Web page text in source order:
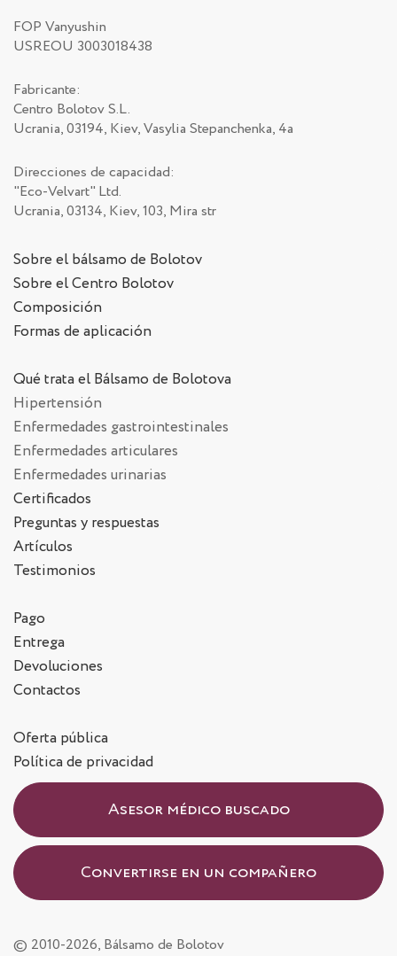
FOP Vanyushin
USREOU 3003018438
Fabricante:
Centro Bolotov S.L.
Ucrania, 03194, Kiev, Vasylia Stepanchenka, 4a
Direcciones de capacidad:
"Eco-Velvart" Ltd.
Ucrania, 03134, Kiev, 103, Mira str
Sobre el bálsamo de Bolotov
Sobre el Centro Bolotov
Composición
Formas de aplicación
Qué trata el Bálsamo de Bolotova
Hipertensión
Enfermedades gastrointestinales
Enfermedades articulares
Enfermedades urinarias
Certificados
Preguntas y respuestas
Artículos
Testimonios
Pago
Entrega
Devoluciones
Contactos
Oferta pública
Política de privacidad
Asesor médico buscado
Convertirse en un compañero
© 2010-2026, Bálsamo de Bolotov